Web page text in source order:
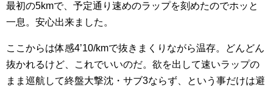
最初の5kmで、予定通り速めのラップを刻めたのでホッと
一息。安心出来ました。
ここからは体感4’10/kmで抜きまくりながら温存。どんどん
抜かれるけど、これでいいのだ。欲を出して速いラップの
まま巡航して終盤大撃沈・サブ3ならず、という事だけは避